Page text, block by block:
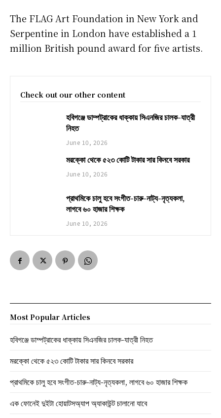
The FLAG Art Foundation in New York and
Serpentine in London have established a 1
million British pound award for five artists.
Check out our other content
হবিগঞ্জে ডাম্পট্রাকের ধাক্কায় সিএনজির চালক-যাত্রী
নিহত
June 10, 2026
মরক্কো থেকে ৫২৩ কোটি টাকার সার কিনবে সরকার
June 10, 2026
প্রাথমিকে চালু হবে সংগীত-চারু-নাট্য-নৃত্যকলা,
লাগবে ৬০ হাজার শিক্ষক
June 10, 2026
Most Popular Articles
হবিগঞ্জে ডাম্পট্রাকের ধাক্কায় সিএনজির চালক-যাত্রী নিহত
মরক্কো থেকে ৫২৩ কোটি টাকার সার কিনবে সরকার
প্রাথমিকে চালু হবে সংগীত-চারু-নাট্য-নৃত্যকলা, লাগবে ৬০ হাজার শিক্ষক
এক ফোনেই দুইটা হোয়াটসঅ্যাপ অ্যাকাউন্ট চালানো যাবে